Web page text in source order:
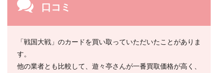
口コミ
「戦国大戦」のカードを買い取っていただいたことがありま
す。
他の業者とも比較して、遊々亭さんが一番買取価格が高く、